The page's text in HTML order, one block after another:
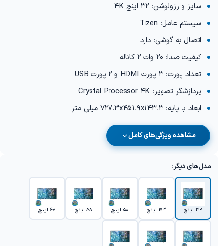
سایز و رزولوشن: 32 اینچ 4K
سیستم عامل: Tizen
اتصال به گوشی: دارد
کیفیت صدا: 20 وات 2 کاناله
تعداد پورت: 3 پورت HDMI و 2 پورت USB
پردازشگر تصویر: Crystal Processor 4K
ابعاد با پایه: 727.3x451.9x143.3 میلی متر
مشاهده ویژگی‌های کامل
مدل‌های دیگر:
32 اینچ 43 اینچ 50 اینچ 55 اینچ 65 اینچ